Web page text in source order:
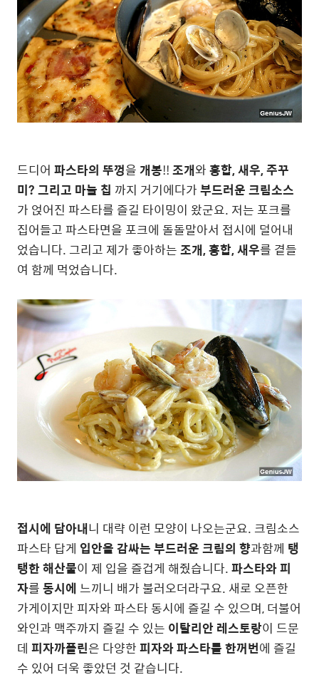
드디어 파스타의 뚜껑을개봉!!조개와홍합, 새우, 주꾸
미? 그리고 마늘 칩 까지 거기에다가부드러운크림소스
가 얹어진 파스타를 즐길 타이밍이 왔군요. 저는 포크를
집어들고 파스타면을 포크에 돌돌말아서 접시에 덜어내
었습니다. 그리고 제가 좋아하는조개, 홍합, 새우를 곁들
여 함께 먹었습니다.
접시에 담아내니 대략 이런 모양이 나오는군요. 크림소스
파스타 답게 입안을 감싸는 부드러운 크림의 향과함께 탱
탱한 해산물이 제 입을 즐겁게 해줬습니다.파스타와 피
자를동시에느끼니 배가 불러오더라구요. 새로 오픈한
가게이지만 피자와 파스타 동시에 즐길 수 있으며, 더불어
와인과 맥주까지 즐길 수 있는 이탈리안 레스토랑이 드문
데 피자까플린은 다양한피자와 파스타를 한꺼번에 즐길
수 있어 더욱 좋았던 것 같습니다.